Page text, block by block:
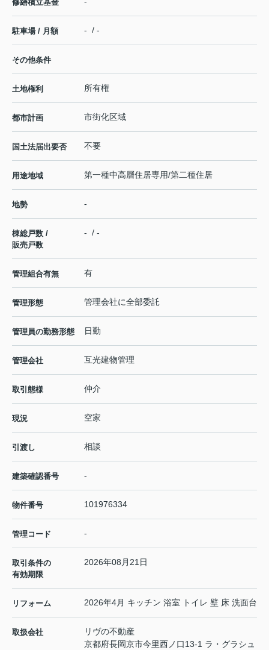
修繕積立基金
駐車場 / 月額 - / -
その他条件
土地権利 所有権
都市計画 市街化区域
国土法届出要否 不要
用途地域 第一種中高層住居専用/第二種住居
地勢 -
棟総戸数 /
販売戸数
- / -
管理組合有無 有
管理形態 管理会社に全部委託
管理員の勤務形態 日勤
管理会社 互光建物管理
取引態様 仲介
現況 空家
引渡し 相談
建築確認番号 -
物件番号 101976334
管理コード -
取引条件の
有効期限
2026年08月21日
リフォーム 2026年4月 キッチン 浴室 トイレ 壁 床 洗面台
取扱会社
リヴの不動産
京都府長岡京市今里西ノ口13-1 ラ・グラシュ